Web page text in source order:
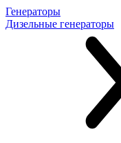
Генераторы
Дизельные генераторы